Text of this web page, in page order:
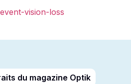
vision-loss
du magazine Optik